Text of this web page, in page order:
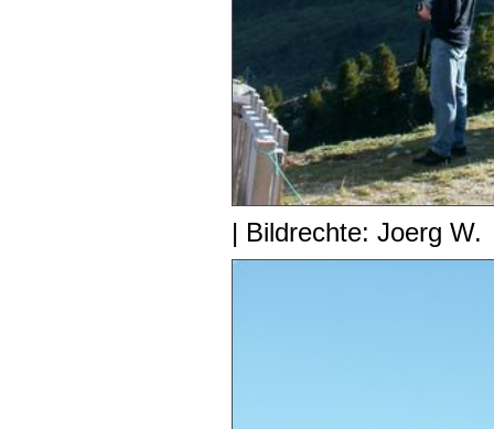
| Bildrechte: Joerg W.